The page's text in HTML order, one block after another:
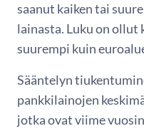
saanut kaiken tai
lainasta. Luku on ollut
suurempi kuin
Sääntelyn
pankkilainojen
jotka ovat viime